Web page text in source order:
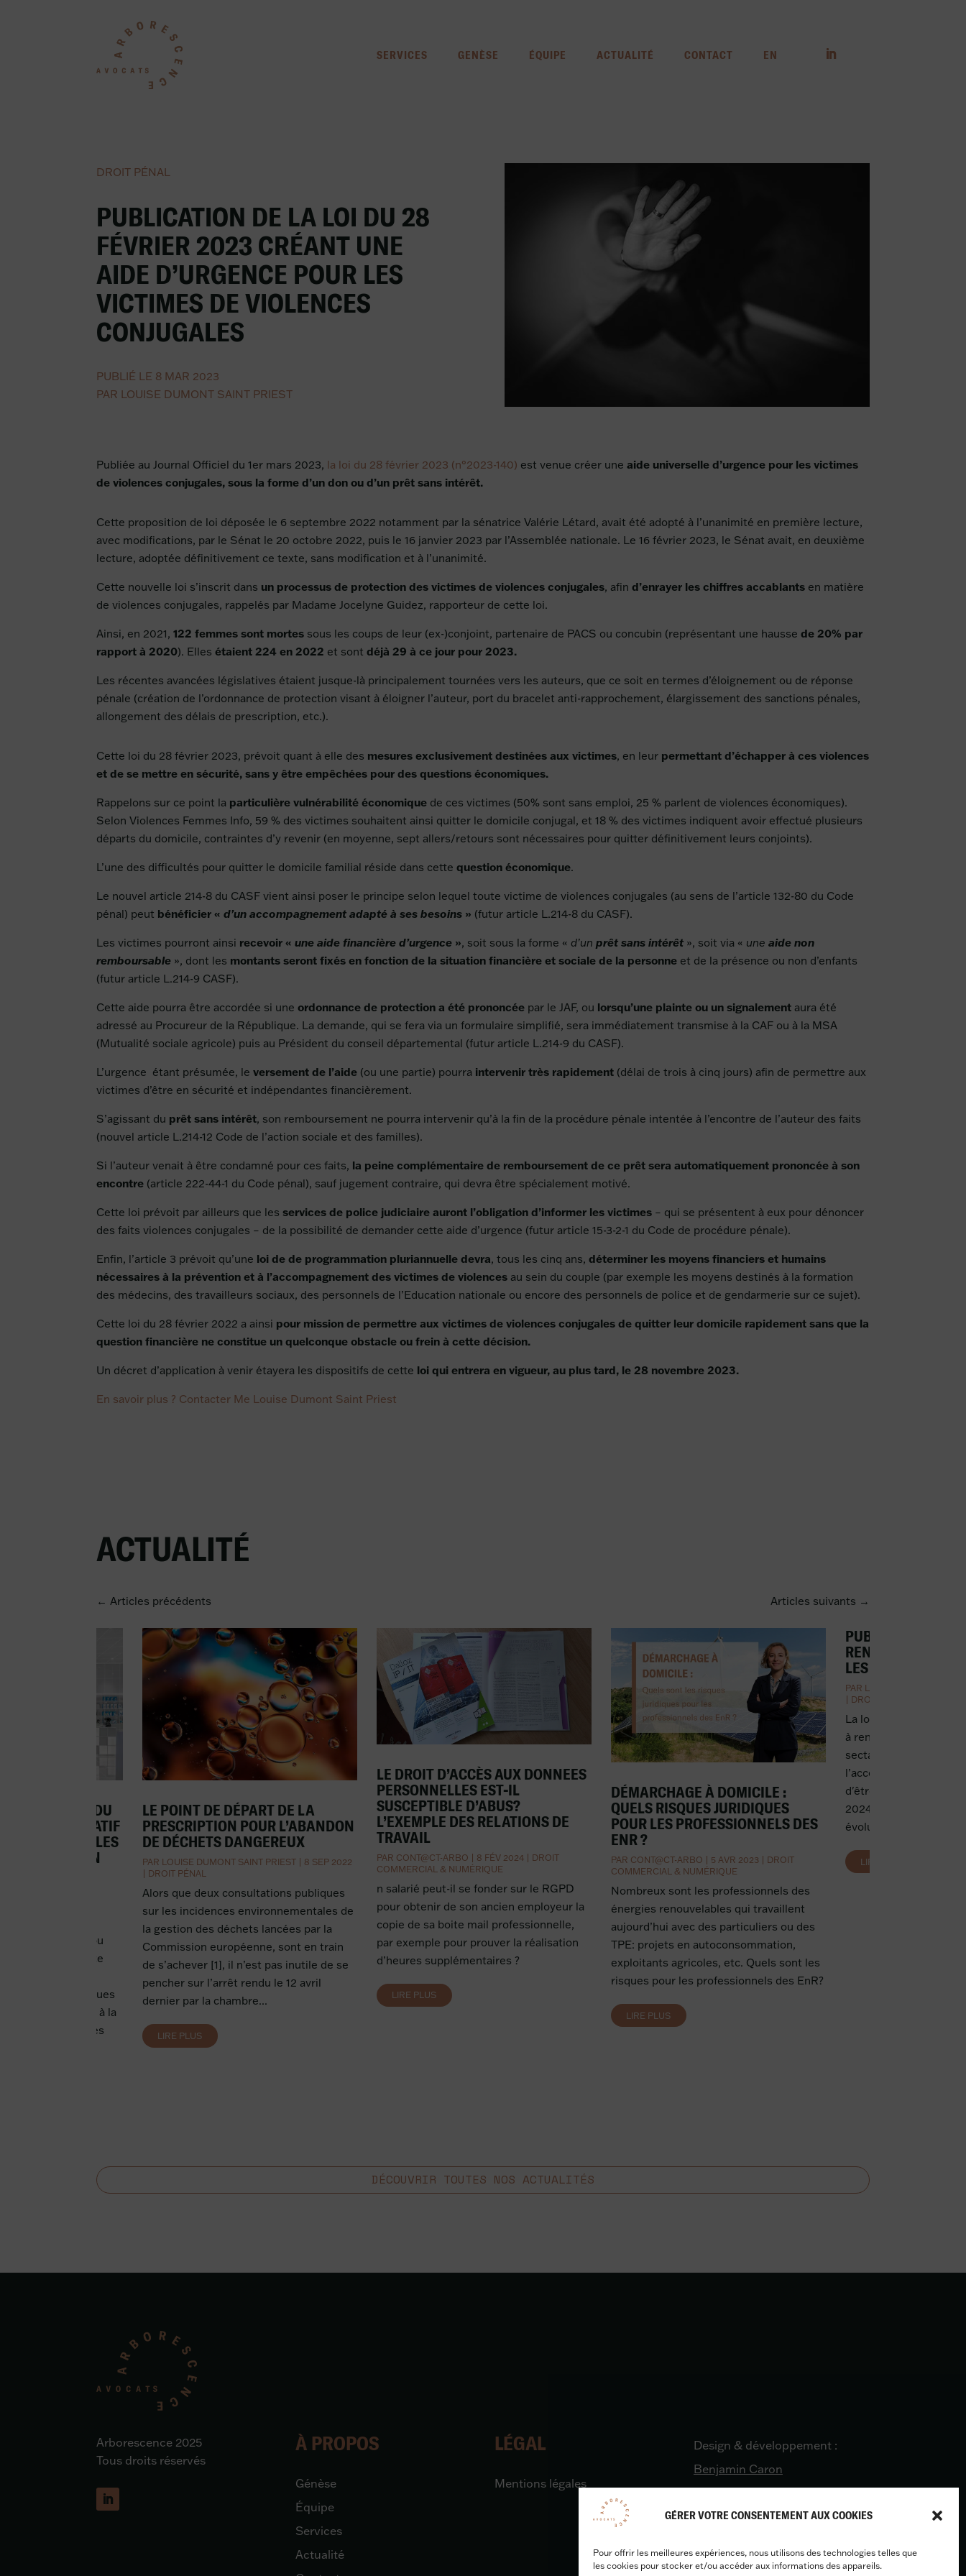
GÉRER VOTRE CONSENTEMENT AUX COOKIES
Pour offrir les meilleures expériences, nous utilisons des technologies telles que
les cookies pour stocker et/ou accéder aux informations des appareils.
SERVICES GENÈSE ÉQUIPE ACTUALITÉ CONTACT EN
DROIT PÉNAL
PUBLICATION DE LA LOI DU 28
FÉVRIER 2023 CRÉANT UNE
AIDE D’URGENCE POUR LES
VICTIMES DE VIOLENCES
CONJUGALES
PUBLIÉ LE 8 MAR 2023
PAR LOUISE DUMONT SAINT PRIEST
Publiée au Journal Officiel du 1er mars 2023, la loi du 28 février 2023 (n°2023-140) est venue créer uneaide universelle d’urgence pour les victimes
de violences conjugales, sous la forme d’un don ou d’un prêt sans intérêt.
Cette proposition de loi déposée le 6 septembre 2022 notamment par la sénatrice Valérie Létard, avait été adopté à l’unanimité en première lecture,
avec modifications, par le Sénat le 20 octobre 2022, puis le 16 janvier 2023 par l’Assemblée nationale. Le 16 février 2023, le Sénat avait, en deuxième
lecture, adoptée définitivement ce texte, sans modification et à l’unanimité.
Cette nouvelle loi s’inscrit dans un processus de protection des victimes de violences conjugales, afind’enrayer les chiffres accablants en matière
de violences conjugales, rappelés par Madame Jocelyne Guidez, rapporteur de cette loi.
Ainsi, en 2021,122 femmes sont mortes sous les coups de leur (ex-)conjoint, partenaire de PACS ou concubin (représentant une haussede 20% par
rapport à 2020). Ellesétaient 224 en 2022 et sontdéjà 29 à ce jour pour 2023.
Les récentes avancées législatives étaient jusque-là principalement tournées vers les auteurs, que ce soit en termes d’éloignement ou de réponse
pénale (création de l’ordonnance de protection visant à éloigner l’auteur, port du bracelet anti-rapprochement, élargissement des sanctions pénales,
allongement des délais de prescription, etc.).
Cette loi du 28 février 2023, prévoit quant à elle des mesures exclusivement destinées aux victimes, en leur permettant d’échapper à ces violences
et de se mettre en sécurité, sans y être empêchées pour des questions économiques.
Rappelons sur ce point la particulière vulnérabilité économique de ces victimes (50% sont sans emploi, 25 % parlent de violences économiques).
Selon Violences Femmes Info, 59 % des victimes souhaitent ainsi quitter le domicile conjugal, et 18 % des victimes indiquent avoir effectué plusieurs
départs du domicile, contraintes d’y revenir (en moyenne, sept allers/retours sont nécessaires pour quitter définitivement leurs conjoints).
L’une des difficultés pour quitter le domicile familial réside dans cettequestion économique.
Le nouvel article 214-8 du CASF vient ainsi poser le principe selon lequel toute victime de violences conjugales (au sens de l’article 132-80 du Code
pénal) peut bénéficier «d’un accompagnement adapté à ses besoins » (futur article L.214-8 du CASF).
Les victimes pourront ainsi recevoir «une aide financière d’urgence », soit sous la forme «d’unprêt sans intérêt », soit via « uneaide non
remboursable », dont les montants seront fixés en fonction de la situation financière et sociale de la personne et de la présence ou non d’enfants
(futur article L.214-9 CASF).
Cette aide pourra être accordée si uneordonnance de protection a été prononcée par le JAF, ou lorsqu’une plainte ou un signalement aura été
adressé au Procureur de la République. La demande, qui se fera via un formulaire simplifié, sera immédiatement transmise à la CAF ou à la MSA
(Mutualité sociale agricole) puis au Président du conseil départemental (futur article L.214-9 du CASF).
L’urgence étant présumée, leversement de l’aide (ou une partie) pourra intervenir très rapidement (délai de trois à cinq jours) afin de permettre aux
victimes d’être en sécurité et indépendantes financièrement.
S’agissant du prêt sans intérêt, son remboursement ne pourra intervenir qu’à la fin de la procédure pénale intentée à l’encontre de l’auteur des faits
(nouvel article L.214-12 Code de l’action sociale et des familles).
Si l’auteur venait à être condamné pour ces faits, la peine complémentaire de remboursement de ce prêt sera automatiquement prononcée à son
encontre (article 222-44-1 du Code pénal), sauf jugement contraire, qui devra être spécialement motivé.
Cette loi prévoit par ailleurs que lesservices de police judiciaire auront l’obligation d’informer les victimes – qui se présentent à eux pour dénoncer
des faits violences conjugales – de la possibilité de demander cette aide d’urgence (futur article 15-3-2-1 du Code de procédure pénale).
Enfin, l’article 3 prévoit qu’une loi de de programmation pluriannuelle devra, tous les cinq ans,déterminer les moyens financiers et humains
nécessaires à la prévention et à l’accompagnement des victimes de violences au sein du couple (par exemple les moyens destinés à la formation
des médecins, des travailleurs sociaux, des personnels de l’Education nationale ou encore des personnels de police et de gendarmerie sur ce sujet).
Cette loi du 28 février 2022 a ainsi pour mission de permettre aux victimes de violences conjugales de quitter leur domicile rapidement sans que la
question financière ne constitue un quelconque obstacle ou frein à cette décision.
Un décret d’application à venir étayera les dispositifs de cette loi qui entrera en vigueur, au plus tard, le 28 novembre 2023.
En savoir plus ? Contacter Me Louise Dumont Saint Priest
ACTUALITÉ
Articles suivants →
← Articles précédents
PUBLICATION DU
2022 RELATIF
DES NOUVELLES
ses produits ou
ou un site
obligations issues
1247 relative à la
pour les
LE POINT DE DÉPART DE LA
PRESCRIPTION POUR L’ABANDON
DE DÉCHETS DANGEREUX
PAR LOUISE DUMONT SAINT PRIEST| 8 SEP 2022
DROIT PÉNAL
Alors que deux consultations publiques
sur les incidences environnementales de
la gestion des déchets lancées par la
Commission européenne, sont en train
de s’achever [1], il n’est pas inutile de se
pencher sur l’arrêt rendu le 12 avril
dernier par la chambre...
LIRE PLUS
LE DROIT D’ACCÈS AUX DONNEES
PERSONNELLES EST-IL
SUSCEPTIBLE D’ABUS?
L’EXEMPLE DES RELATIONS DE
TRAVAIL
PAR CONT@CT-ARBO | 8 FÉV 2024| DROIT
COMMERCIAL & NUMÉRIQUE
n salarié peut-il se fonder sur le RGPD
pour obtenir de son ancien employeur la
copie de sa boite mail professionnelle,
par exemple pour prouver la réalisation
d’heures supplémentaires ?
LIRE PLUS
DÉMARCHAGE À DOMICILE :
QUELS RISQUES JURIDIQUES
POUR LES PROFESSIONNELS DES
ENR ?
PAR CONT@CT-ARBO 5 AVR 2023
DROIT
COMMERCIAL & NUMÉRIQUE
Nombreux sont les professionnels des
énergies renouvelables qui travaillent
aujourd’hui avec des particuliers ou des
TPE: projets en autoconsommation,
exploitants agricoles, etc. Quels sont les
risques pour les professionnels des EnR?
LIRE PLUS
PUBLICATION DE
RENFORCER LA
LES DÉRIVES
PAR LOUISE DUMONT
DROIT
La loi n° 2024-420 du
à renforcer la lutte
sectaires et à
l’accompagnement
d'être publiée au
2024. Cette loi entend
évolutions du
LIRE PLUS
DÉCOUVRIR TOUTES NOS ACTUALITÉS
Arborescence 2025
Tous droits réservés
À PROPOS
Génèse
Équipe
Services
Actualité
LÉGAL
Mentions légales
Design & développement :
Benjamin Caron